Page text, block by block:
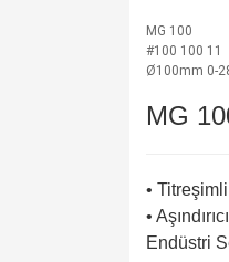
MG 100
#100 100 11
Ø100mm 0-
MG
• Titreşimli
•
Endüstri